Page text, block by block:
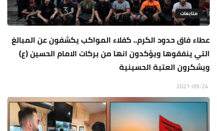
متابعات
عطاء فاق حدود الكرم.. كفلاء المواكب يكشفون عن المبالغ
التي ينفقوها ويؤكدون انها من بركات الامام الحسين (ع)
ويشكرون العتبة الحسينية